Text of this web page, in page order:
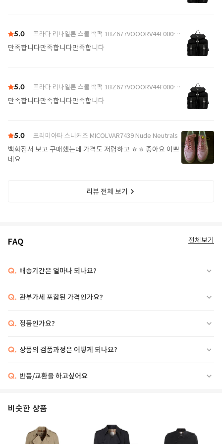
5.0 프라다 리나일론 스몰 백팩 1BZ677VOOORV44F0002 Black
만족합니다만족합니다만족합니다
5.0 프라다 리나일론 스몰 백팩 1BZ677VOOORV44F0002 Black
만족합니다만족합니다만족합니다
5.0 프리미아타 스니커즈 MICOLVAR7439 Nude Neutrals
백화점서 보고 구매했는데 가격도 저렴하고 ㅎㅎ 좋아요 이쁘
네요
리뷰 전체 보기
FAQ 전체보기
Q. 배송기간은 얼마나 되나요?
Q. 관부가세 포함된 가격인가요?
Q. 정품인가요?
Q. 상품의 검품과정은 어떻게 되나요?
Q. 반품/교환을 하고싶어요
비슷한 상품